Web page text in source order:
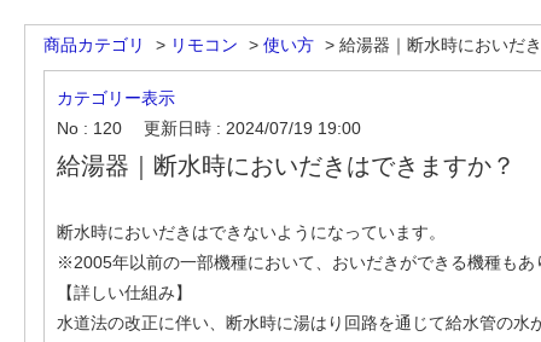
商品カテゴリ > リモコン > 使い方 > 給湯器｜断水時においだ
カテゴリー表示
No : 120
更新日時 : 2024/07/19 19:00
給湯器｜断水時においだきはできますか？
断水時においだきはできないようになっています。
※2005年以前の一部機種において、おいだきができる機種もあ
【詳しい仕組み】
水道法の改正に伴い、断水時に湯はり回路を通じて給水管の